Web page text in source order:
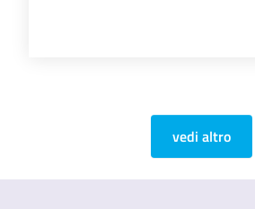
vedi altro